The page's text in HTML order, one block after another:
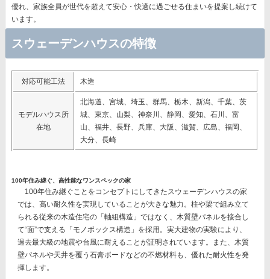
優れ、 家族全員が世代を超えて安心・快適に過ごせる住まいを提案 し続けて
います。
スウェーデンハウスの特徴
対応可能工法 木造
モデルハウス所
在地
北海道、宮城、埼玉、群馬、栃木、新潟、千葉、茨
城、東京、山梨、神奈川、静岡、愛知、石川、富
山、福井、長野、兵庫、大阪、滋賀、広島、福岡、
大分、長崎
100年住み継ぐ、高性能なワンスペックの家
100年住み継ぐことをコンセプトにしてきたスウェーデンハウスの家
では、 高い耐久性を実現していることが大きな魅力。柱や梁で組み立て
られる従来の木造住宅の「軸組構造」ではなく、 木質壁パネルを接合し
て“面”で支える「モノボックス構造」を採用。 実大建物の実験により、
過去最大級の地震や台風に耐えることが証明されています。また、木質
壁パネルや天井を覆う石膏ボードなどの不燃材料も、優れた耐火性を発
揮します。